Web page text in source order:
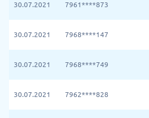
30.07.2021 7961****873
30.07.2021 7968****147
30.07.2021 7968****749
30.07.2021 7962****828